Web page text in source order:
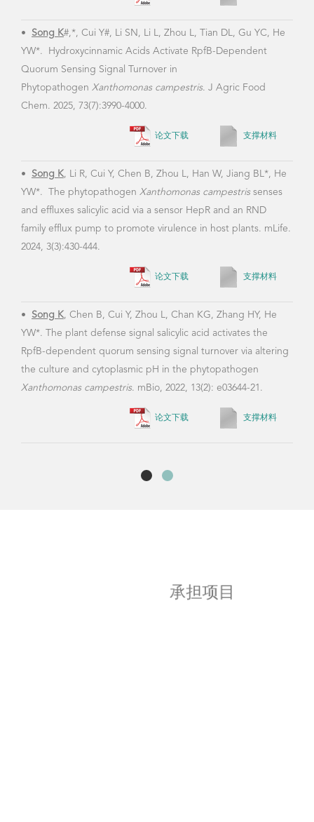
• Song K#,*, Cui Y#, Li SN, Li L, Zhou L, Tian DL, Gu YC, He
YW*. Hydroxycinnamic Acids Activate RpfB-Dependent
Quorum Sensing Signal Turnover in
Phytopathogen Xanthomonas campestris. J Agric Food
Chem. 2025, 73(7):3990-4000.
论文下载 支撑材料
• Song K, Li R, Cui Y, Chen B, Zhou L, Han W, Jiang BL*, He
YW*. The phytopathogen Xanthomonas campestris senses
and effluxes salicylic acid via a sensor HepR and an RND
family efflux pump to promote virulence in host plants. mLife.
2024, 3(3):430-444.
论文下载 支撑材料
• Song K, Chen B, Cui Y, Zhou L, Chan KG, Zhang HY, He
YW*. The plant defense signal salicylic acid activates the
RpfB-dependent quorum sensing signal turnover via altering
the culture and cytoplasmic pH in the phytopathogen
Xanthomonas campestris. mBio, 2022, 13(2): e03644-21.
论文下载 支撑材料